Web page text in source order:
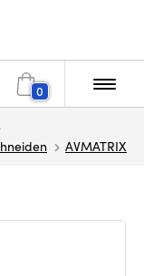
0
AVMATRIX